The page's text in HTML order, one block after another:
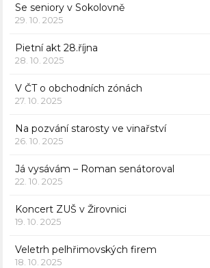
Se seniory v Sokolovně
29. 10. 2025
Pietní akt 28.října
28. 10. 2025
V ČT o obchodních zónách
27. 10. 2025
Na pozvání starosty ve vinařství
26. 10. 2025
Já vysávám – Roman senátoroval
22. 10. 2025
Koncert ZUŠ v Žirovnici
19. 10. 2025
Veletrh pelhřimovských firem
18. 10. 2025